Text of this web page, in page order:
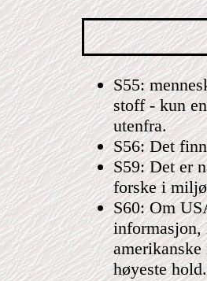
S55:
stoff - kun
utenfra.
S56: Det
S59: Det er
forske i
S60: Om
informasjon,
høyeste